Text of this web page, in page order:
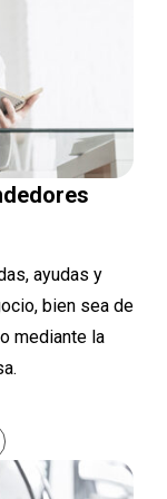
ayudas y
bien sea de
mediante la